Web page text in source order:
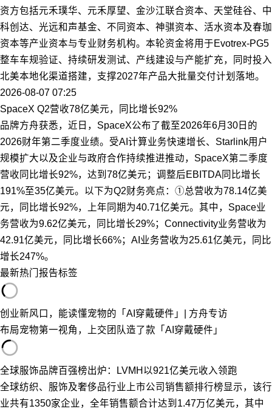
资方包括元禾璞华、元禾厚望、金沙江联合资本、天堂硅谷、中
科创达、光远和声基金、不同资本、神骐资本、活水资本及春珈
资本等产业资本与专业财务机构。本轮资金将用于Evotrex-PG5
整车车规验证、持续研发测试、产线建设与产能扩充，同时投入
北美本地化渠道搭建，支撑2027年产品大批量交付计划落地。
2026-08-07 07:25
SpaceX Q2营收78亿美元，同比增长92%
品牌方舟获悉，近日，SpaceX公布了截至2026年6月30日的
2026财年第二季度业绩。受AI计算业务快速增长、Starlink用户
规模扩大以及企业与政府合作持续推进推动，SpaceX第二季度
营收同比增长92%，达到78亿美元；调整后EBITDA同比增长
191%至35亿美元。以下为Q2财务亮点：①总营收为78.14亿美
元，同比增长92%，上年同期为40.71亿美元。其中，Space业
务营收为9.62亿美元，同比增长29%；Connectivity业务营收为
42.91亿美元，同比增长66%；AI业务营收为25.61亿美元，同比
增长247%。
最新热门 报告标签
创业新风口，能读懂宠物的「AI穿戴硬件」| 方舟专访
布局宠物第一视角，上交团队造了款「AI穿戴硬件」
全球服饰品牌百强榜出炉：LVMH以921亿美元收入领跑
全球纺织、服饰及奢侈品行业上市公司销售额排行榜显示，该行
业共有1350家企业，全年销售额合计达到1.47万亿美元，其中